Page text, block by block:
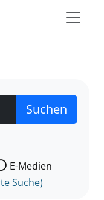
Sie suchen wollen.
E-Medien
Suche)